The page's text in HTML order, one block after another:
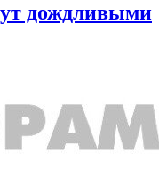
дождливыми